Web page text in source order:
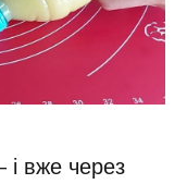
і вже через